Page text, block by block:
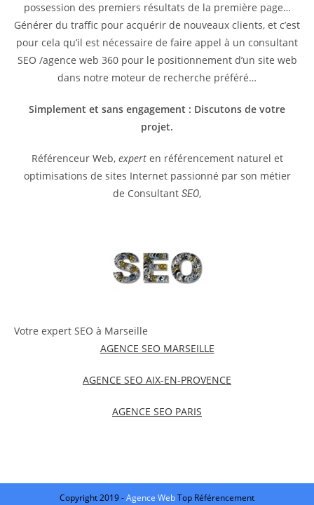
possession des premiers résultats de la première page…
Générer du traffic pour acquérir de nouveaux clients, et c’est
pour cela qu’il est nécessaire de faire appel à un consultant
SEO /agence web 360 pour le positionnement d’un site web
dans notre moteur de recherche préféré…
Simplement et sans engagement : Discutons de votre
projet.
Référenceur Web, experten référencement naturel et
optimisations de sites Internet passionné par son métier
de Consultant SEO,
Votre expert SEO à Marseille
AGENCE SEO MARSEILLE
AGENCE SEO AIX-EN-PROVENCE
AGENCE SEO PARIS
Copyright 2019 -Agence WebTop Référencement